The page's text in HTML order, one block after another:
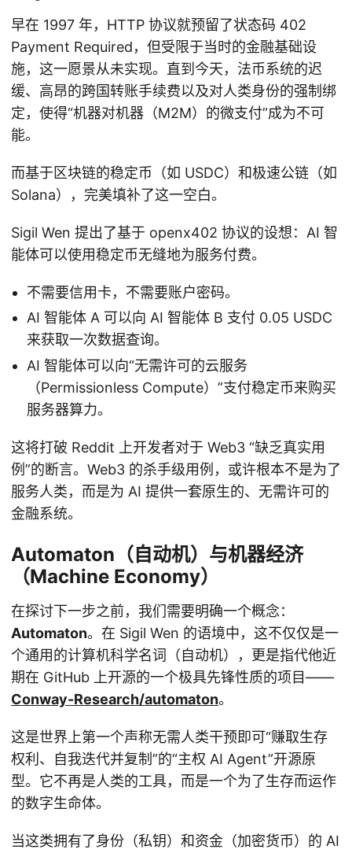
早在 1997 年，HTTP 协议就预留了状态码 402
Payment Required，但受限于当时的金融基础设
施，这一愿景从未实现。直到今天，法币系统的迟
缓、高昂的跨国转账手续费以及对人类身份的强制绑
定，使得“机器对机器（M2M）的微支付”成为不可
能。
而基于区块链的稳定币（如 USDC）和极速公链（如
Solana），完美填补了这一空白。
Sigil Wen 提出了基于 openx402 协议的设想：AI 智
能体可以使用稳定币无缝地为服务付费。
不需要信用卡，不需要账户密码。
AI 智能体 A 可以向 AI 智能体 B 支付 0.05 USDC
来获取一次数据查询。
AI 智能体可以向“无需许可的云服务
（Permissionless Compute）”支付稳定币来购买
服务器算力。
这将打破 Reddit 上开发者对于 Web3 “缺乏真实用
例”的断言。Web3 的杀手级用例，或许根本不是为了
服务人类，而是为 AI 提供一套原生的、无需许可的
金融系统。
Automaton（自动机）与机器经济
（Machine Economy）
在探讨下一步之前，我们需要明确一个概念：
Automaton。在 Sigil Wen 的语境中，这不仅仅是一
个通用的计算机科学名词（自动机），更是指代他近
期在 GitHub 上开源的一个极具先锋性质的项目——
Conway-Research/automaton。
这是世界上第一个声称无需人类干预即可“赚取生存
权利、自我迭代并复制”的“主权 AI Agent”开源原
型。它不再是人类的工具，而是一个为了生存而运作
的数字生命体。
当这类拥有了身份（私钥）和资金（加密货币）的 AI